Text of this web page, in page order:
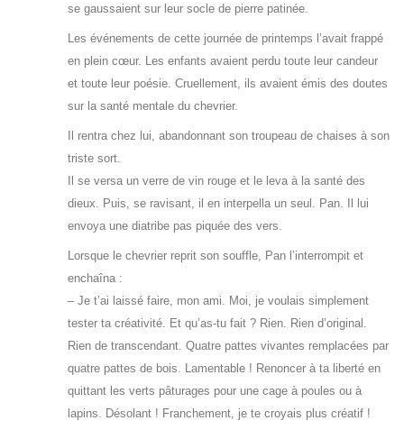
se gaussaient sur leur socle de pierre patinée.
Les événements de cette journée de printemps l’avait frappé
en plein cœur. Les enfants avaient perdu toute leur candeur
et toute leur poésie. Cruellement, ils avaient émis des doutes
sur la santé mentale du chevrier.
Il rentra chez lui, abandonnant son troupeau de chaises à son
triste sort.
Il se versa un verre de vin rouge et le leva à la santé des
dieux. Puis, se ravisant, il en interpella un seul. Pan. Il lui
envoya une diatribe pas piquée des vers.
Lorsque le chevrier reprit son souffle, Pan l’interrompit et
enchaîna :
– Je t’ai laissé faire, mon ami. Moi, je voulais simplement
tester ta créativité. Et qu’as-tu fait ? Rien. Rien d’original.
Rien de transcendant. Quatre pattes vivantes remplacées par
quatre pattes de bois. Lamentable ! Renoncer à ta liberté en
quittant les verts pâturages pour une cage à poules ou à
lapins. Désolant ! Franchement, je te croyais plus créatif !